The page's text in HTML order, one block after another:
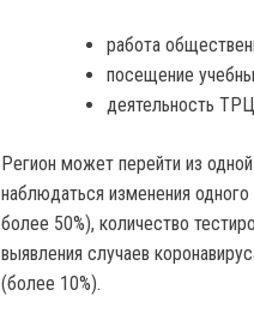
работа
посещение
деятельность
Регион может перейти из
наблюдаться изменения
более 50%), количество
выявления случаев
(более 10%).